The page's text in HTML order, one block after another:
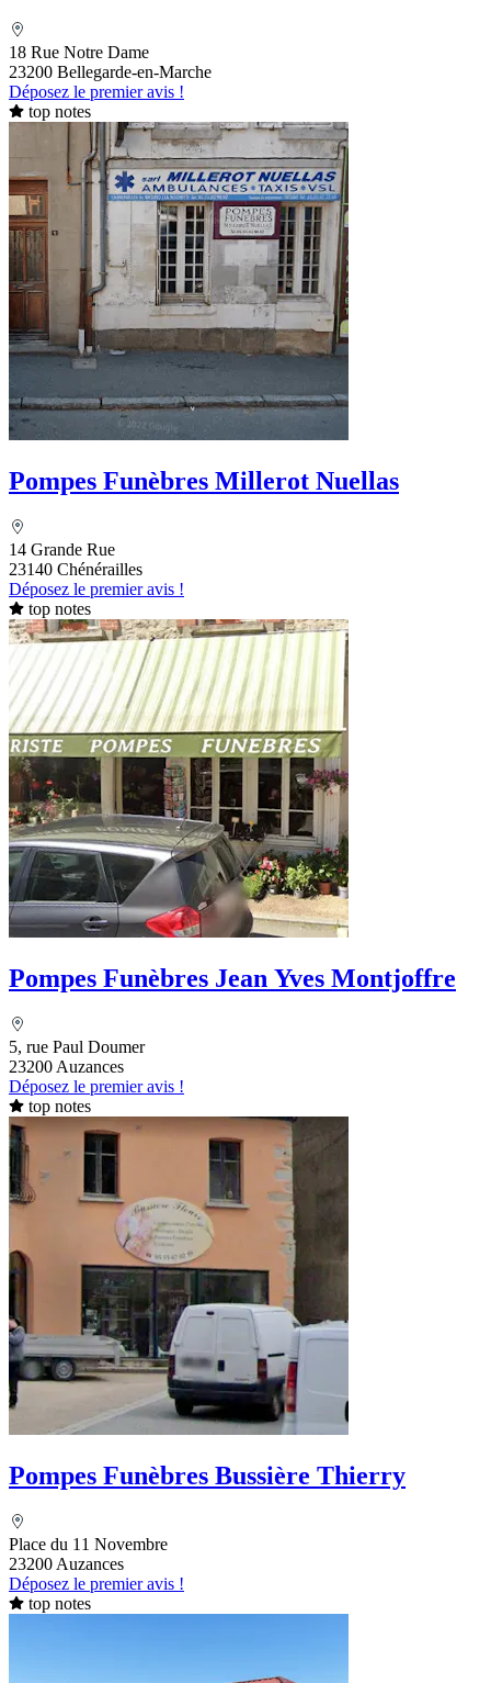
18 Rue Notre Dame
23200 Bellegarde-en-Marche
Déposez le premier avis !
top notes
Pompes Funèbres Millerot Nuellas
14 Grande Rue
23140 Chénérailles
Déposez le premier avis !
top notes
Pompes Funèbres Jean Yves Montjoffre
5, rue Paul Doumer
23200 Auzances
Déposez le premier avis !
top notes
Pompes Funèbres Bussière Thierry
Place du 11 Novembre
23200 Auzances
Déposez le premier avis !
top notes